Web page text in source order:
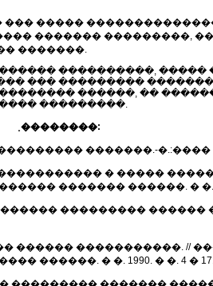
��� �����
������� ���������,
�������.
����������,
��� ��������� �������
������, ��
���������.
˳��������:
�������.-�.:����
� �����
������� ������. � �.
��������� ������
������ �����������. //
� �. 1990. � �. 4 � 17.
��������� �������